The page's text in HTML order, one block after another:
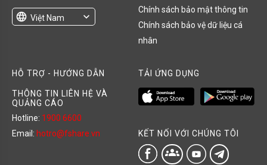
language Việt Nam
expand_more
Chính sách bảo mật thông tin
Chính sách bảo vệ dữ liệu cá
nhân
HỖ TRỢ - HƯỚNG DẪN
THÔNG TIN LIÊN HỆ VÀ
QUẢNG CÁO
Hotline: 1900 6600
Email: hotro@fshare.vn
TẢI ỨNG DỤNG
KẾT NỐI VỚI CHÚNG TÔI
groups